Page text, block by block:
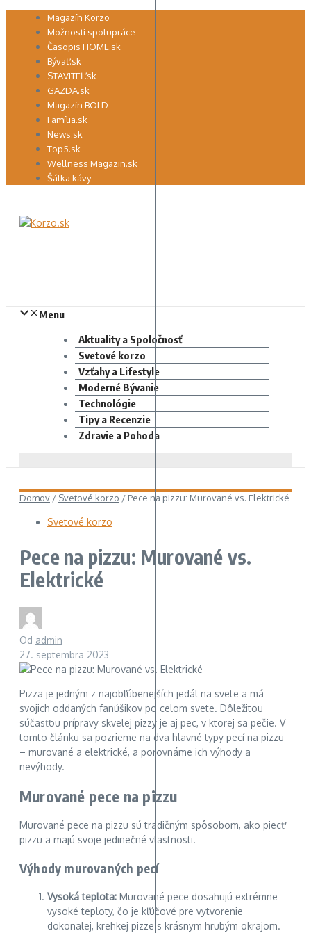
Preskočiť Magazín Korzo
Možnosti spolupráce
Časopis HOME.sk
Bývať.sk
STAVITEĽ.sk
GAZDA.sk
Magazín BOLD
Família.sk
News.sk
Top5.sk
Wellness Magazin.sk
Šálka kávy
Menu
Aktuality a Spoločnosť
Svetové korzo
Vzťahy a Lifestyle
Moderné Bývanie
Technológie
Tipy a Recenzie
Zdravie a Pohoda
Domov / Svetové korzo / Pece na pizzu: Murované vs. Elektrické
Svetové korzo
Pece na pizzu: Murované vs.
Elektrické
Od admin
27. septembra 2023
Pizza je jedným z najobľúbenejších jedál na svete a má
svojich oddaných fanúšikov po celom svete. Dôležitou
súčasťou prípravy skvelej pizzy je aj pec, v ktorej sa pečie. V
tomto článku sa pozrieme na dva hlavné typy pecí na pizzu
– murované a elektrické, a porovnáme ich výhody a
nevýhody.
Murované pece na pizzu
Murované pece na pizzu sú tradičným spôsobom, ako piecť
pizzu a majú svoje jedinečné vlastnosti.
Výhody murovaných pecí
Vysoká teplota: Murované pece dosahujú extrémne
vysoké teploty, čo je kľúčové pre vytvorenie
dokonalej, krehkej pizze s krásnym hrubým okrajom.